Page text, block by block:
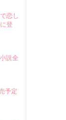
恋し
登
説全
予定